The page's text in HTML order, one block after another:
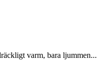
varm, bara ljummen...